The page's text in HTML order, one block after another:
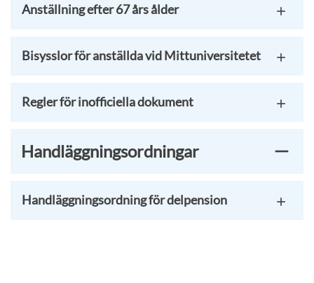
Anställning efter 67 års ålder
Bisysslor för anställda vid Mittuniversitetet
Regler för inofficiella dokument
Handläggningsordningar
Handläggningsordning för delpension